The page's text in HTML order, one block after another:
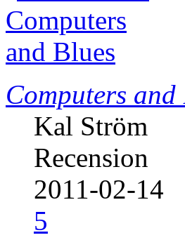
Computers and
Kal Ström
Recension
2011-02-14
5